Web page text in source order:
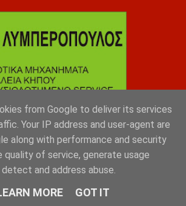
from Google to deliver its services
Your IP address and user-agent are
along with performance and security
quality of service, generate usage
and address abuse.
MORE GOT IT